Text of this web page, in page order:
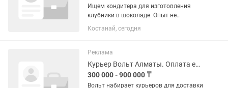
Ищем кондитера для изготовления
клубники в шоколаде. Опыт не
обязателен! есть стажировка. Возраст
с 18 до 23-25. График по пол дня: с 9
вечера, или полный день с...
Костанай, сегодня
Реклама
Курьер Вольт Алматы. Оплата ежедневно.
300 000 - 900 000 ₸
Вольт набирает курьеров для доставки